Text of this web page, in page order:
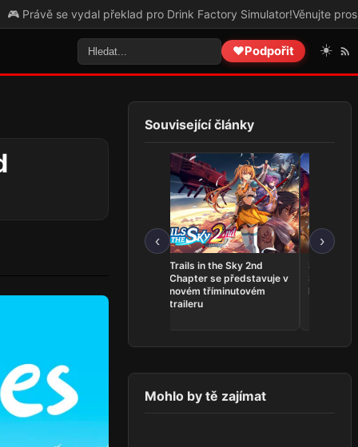
vydal překlad pro Drink Factory Simulator!Věnujte prosím
❤️Podpořit ☀️
Související články
‹
Gothic i datum Way of the
Trails in the Sky 2nd
Chapter se představuje v
novém tříminutovém
traileru
Serious
konci
›
Mohlo by tě zajímat